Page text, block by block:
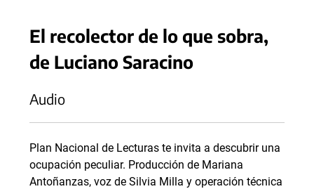
El recolector de lo que sobra,
de Luciano Saracino
Audio
Plan Nacional de Lecturas te invita a descubrir una
ocupación peculiar. Producción de Mariana
Antoñanzas, voz de Silvia Milla y operación técnica